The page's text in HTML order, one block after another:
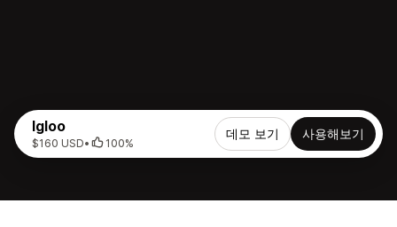
Igloo
$160 USD• 100%
데모 보기 사용해보기